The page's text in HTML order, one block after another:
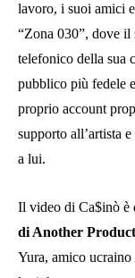
lavoro, i suoi amici
“Zona 030”, dove
telefonico della sua
pubblico più fedele
proprio account
supporto all’artista
a lui.
Il video di Ca$inò è
di Another
Yura, amico